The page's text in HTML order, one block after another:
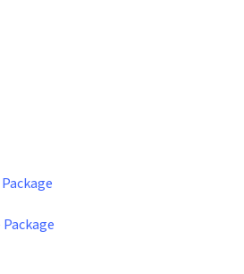
Package